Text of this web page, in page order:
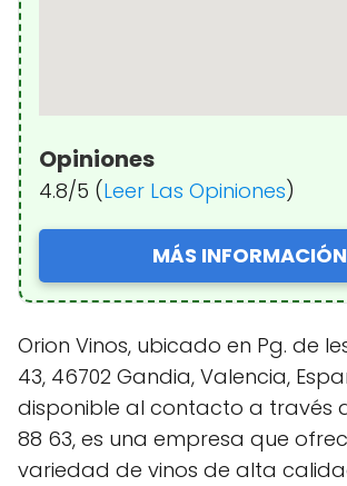
Opiniones
4.8/5 (Leer Las Opiniones)
MÁS INFORMACIÓN
Orion Vinos, ubicado en Pg. de
43, 46702 Gandia, Valencia,
disponible al contacto a través
88 63, es una empresa que
variedad de vinos de alta